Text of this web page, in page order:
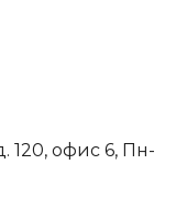
120, офис 6, Пн-